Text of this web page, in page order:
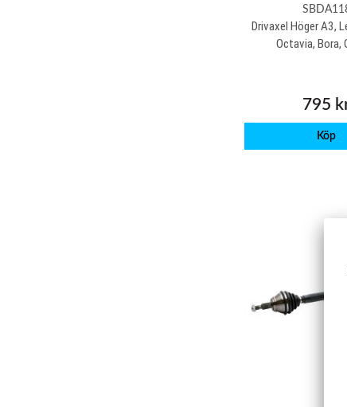
Drivaxel Höger A3,
Octavia, Bora,
795
Köp